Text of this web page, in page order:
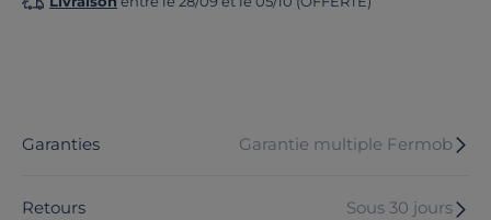
Garanties Garantie multiple Fermob
Retours Sous 30 jours